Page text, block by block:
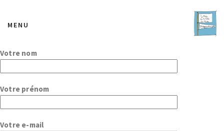
MENU
Votre nom
Votre prénom
Votre e-mail